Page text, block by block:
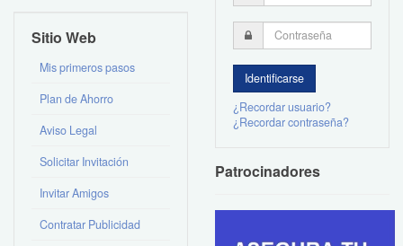
Sitio Web
Mis primeros pasos
Plan de Ahorro
Aviso Legal
Solicitar Invitación
Invitar Amigos
Contratar Publicidad
¿Recordar usuario?
¿Recordar contraseña?
Patrocinadores